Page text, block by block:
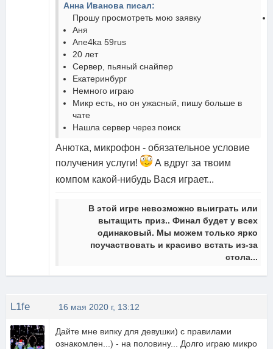
Анна Иванова писал:
Прошу просмотреть мою заявку
Аня
Ane4ka 59rus
20 лет
Сервер, пьяный снайпер
Екатеринбург
Немного играю
Микр есть, но он ужасный, пишу больше в
чате
Нашла сервер через поиск
Анютка, микрофон - обязательное условие
получения услуги!
А вдруг за твоим
компом какой-нибудь Вася играет...
В этой игре невозможно выиграть или
вытащить приз.. Финал будет у всех
одинаковый. Мы можем только ярко
поучаствовать и красиво встать из-за
стола...
L1fe 16 мая 2020 г, 13:12
Дайте мне випку для девушки) с правилами
ознакомлен...) - на половину... Долго играю микро